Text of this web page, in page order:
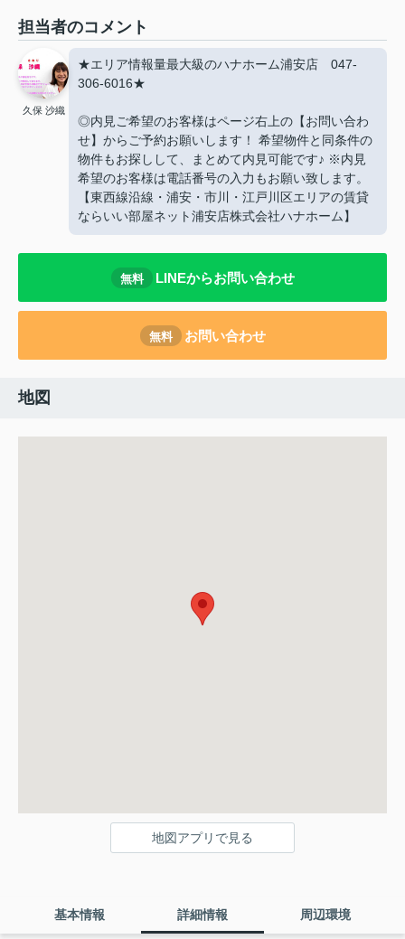
担当者のコメント
久保 沙織
★エリア情報量最大級のハナホーム浦安店 047-
306-6016★
◎内見ご希望のお客様はページ右上の【お問い合わ
せ】からご予約お願いします！ 希望物件と同条件の
物件もお探しして、まとめて内見可能です♪ ※内見
希望のお客様は電話番号の入力もお願い致します。
【東西線沿線・浦安・市川・江戸川区エリアの賃貸
ならいい部屋ネット浦安店株式会社ハナホーム】
無料 LINEからお問い合わせ
無料 お問い合わせ
地図
地図アプリで見る
基本情報 詳細情報 周辺環境